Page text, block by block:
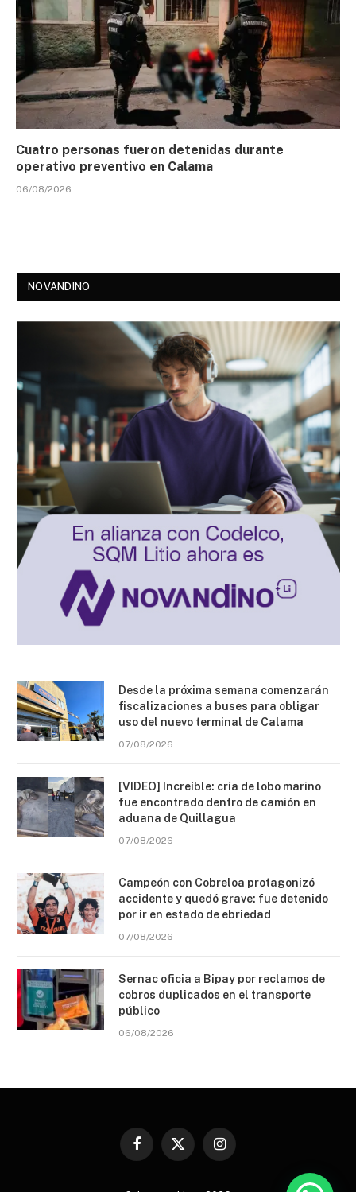
Cuatro personas fueron detenidas durante
operativo preventivo en Calama
06/08/2026
NOVANDINO
Desde la próxima semana comenzarán
fiscalizaciones a buses para obligar
uso del nuevo terminal de Calama
07/08/2026
[VIDEO] Increíble: cría de lobo marino
fue encontrado dentro de camión en
aduana de Quillagua
07/08/2026
Campeón con Cobreloa protagonizó
accidente y quedó grave: fue detenido
por ir en estado de ebriedad
07/08/2026
Sernac oficia a Bipay por reclamos de
cobros duplicados en el transporte
público
06/08/2026
Facebook
X
Instagram